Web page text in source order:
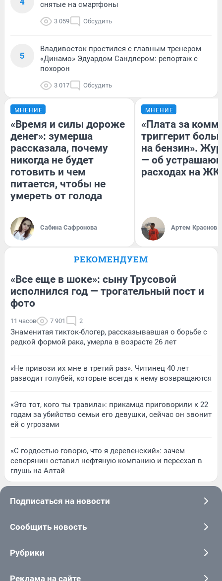
снятые на смартфоны
3 059 Обсудить
5
Владивосток простился с главным тренером
«Динамо» Эдуардом Сандлером: репортаж с
похорон
3 017 Обсудить
МНЕНИЕ
«Время и силы дороже
денег»: зумерша
рассказала, почему
никогда не будет
готовить и чем
питается, чтобы не
умереть от голода
Сабина Сафронова
МНЕНИЕ
«Плата за
триггерит
на бензин».
— об
расходах на
Артем Краснов
РЕКОМЕНДУЕМ
«Все еще в шоке»: сыну Трусовой
исполнился год — трогательный пост и
фото
11 часов 7 901 2
Знаменитая тикток-блогер, рассказывавшая о борьбе с
редкой формой рака, умерла в возрасте 26 лет
«Не привози их мне в третий раз». Читинец 40 лет
разводит голубей, которые всегда к нему возвращаются
«Это тот, кого ты травила»: прикамца приговорили к 22
годам за убийство семьи его девушки, сейчас он звонит
ей с угрозами
«С гордостью говорю, что я деревенский»: зачем
северянин оставил нефтяную компанию и переехал в
глушь на Алтай
Подписаться на новости
Сообщить новость
Рубрики
Реклама на сайте